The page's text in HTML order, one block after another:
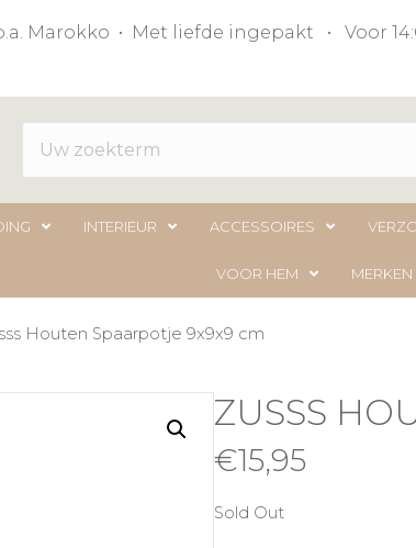
Marokko • Met liefde ingepakt • Voor
INTERIEUR ACCESSOIRES
VOOR HEM MERKEN
Houten Spaarpotje 9x9x9 cm
ZUSSS
€15,95
Sold Out